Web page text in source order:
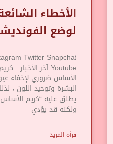
الأخطاء
لوضع
Twitter Snapchat
Youtube آخر الأخبار : كريم
الأساس ضروري لإخفاء
البشرة وتوحيد اللون ،
يطلق عليه “كريم
ولكنه قد يؤدي
قرأة المزيد